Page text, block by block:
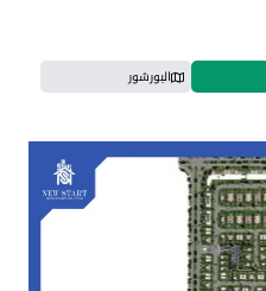
البورشور